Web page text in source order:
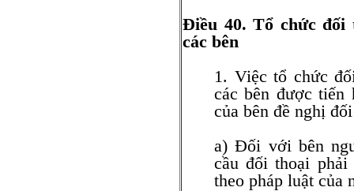
Điều 40. Tổ chức đối
các bên
1. Việc tổ chức
các bên được tiến
của bên đề nghị
a) Đối với bên
cầu đối thoại
theo pháp luật của